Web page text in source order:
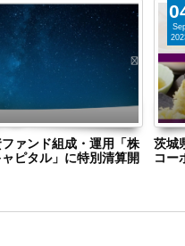
ァンド組成・運用「株
ピタル」に特別清算開
茨城
コー